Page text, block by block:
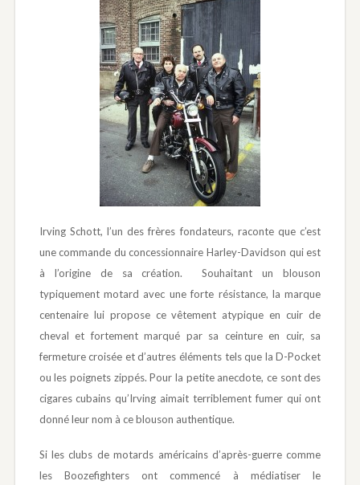
Irving Schott, l’un des frères fondateurs, raconte que c’est
une commande du concessionnaire Harley-Davidson qui est
à l’origine de sa création. Souhaitant un blouson
typiquement motard avec une forte résistance, la marque
centenaire lui propose ce vêtement atypique en cuir de
cheval et fortement marqué par sa ceinture en cuir, sa
fermeture croisée et d’autres éléments tels que la D-Pocket
ou les poignets zippés. Pour la petite anecdote, ce sont des
cigares cubains qu’Irving aimait terriblement fumer qui ont
donné leur nom à ce blouson authentique.
Si les clubs de motards américains d’après-guerre comme
les Boozefighters ont commencé à médiatiser le